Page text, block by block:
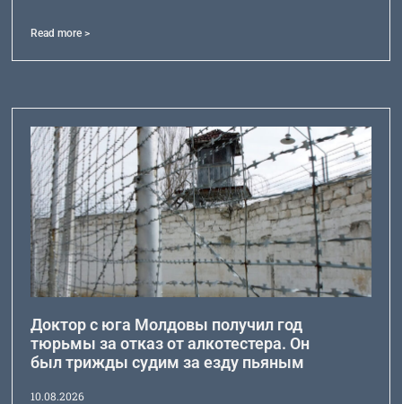
Read more >
Доктор с юга Молдовы получил год
тюрьмы за отказ от алкотестера. Он
был трижды судим за езду пьяным
10.08.2026